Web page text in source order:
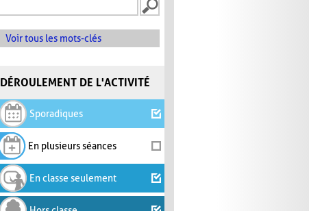
Voir tous les mots-clés
DÉROULEMENT DE L'ACTIVITÉ
Sporadiques
En plusieurs séances
En classe seulement